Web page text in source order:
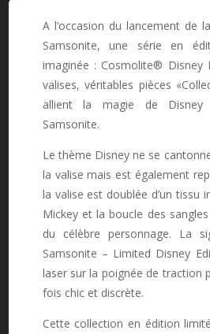
A l’occasion du lancement de
Samsonite, une série en
imaginée : Cosmolite® Disney
valises, véritables pièces
allient la magie de Disney
Samsonite.
Le thème Disney ne se
la valise mais est également
la valise est doublée d’un tissu
Mickey et la boucle des
du célèbre personnage. La
Samsonite – Limited Disney
laser sur la poignée de traction
fois chic et discrète.
Cette collection en édition